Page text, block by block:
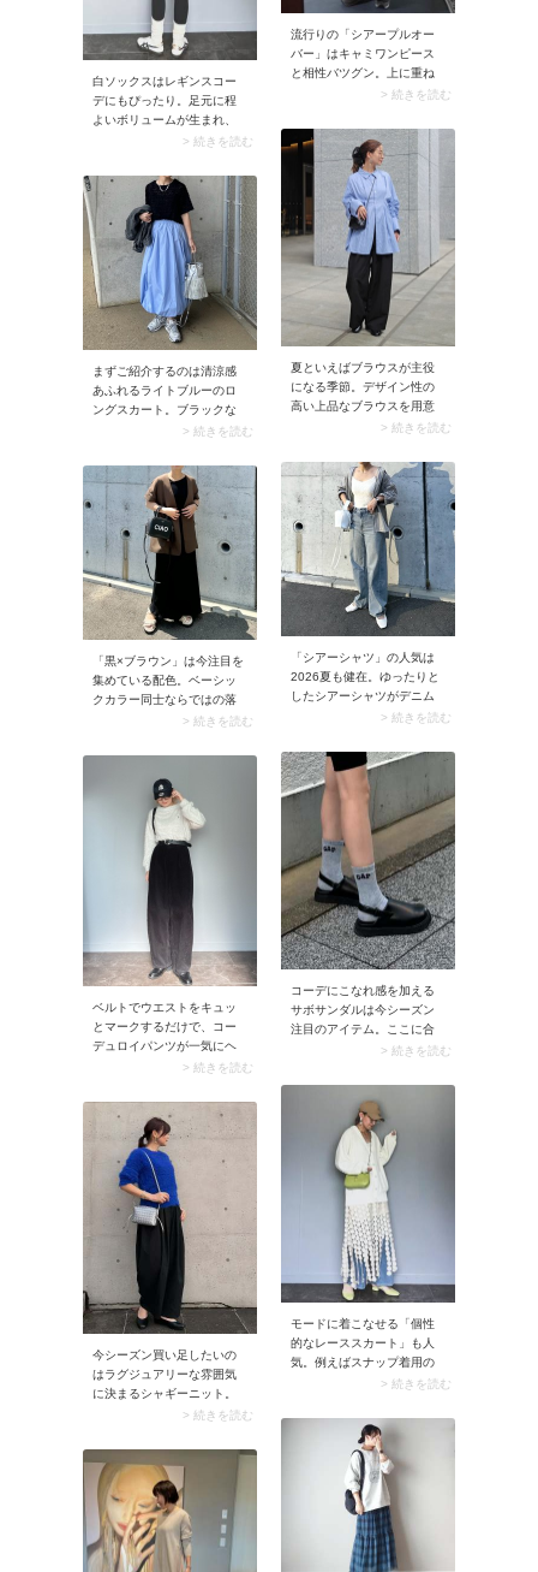
流行りの「シアープルオー
バー」はキャミワンピース
と相性バツグン。上に重ね
たキャミワンピースがシー
バーしてくれる上に、こな
れたルックスに。シアープ
ルオーバーの透け感が落ち
着き、今っぽいレイヤード
スタイルに仕上がります。
> 続きを読む
白ソックスはレギンスコー
デにもぴったり。足元に程
よいボリュームが生まれ、
こなれたカジュアル感を演
縦のシルエットが強調され
ることで、スタイルアップ
効果も期待できるのがこの
組み合わせ。オーバーサイ
ズのトップス×黒レギンスに
白ソックスを合わせれば、
黄金バランスのカジュアル
コーデが完成。
> 続きを読む
夏といえばブラウスが主役
になる季節。デザイン性の
高い上品なブラウスを用意
しておくと、オフィスコー
にもパンツにも合わせやす
く、簡単にこなれ感が出さ
せるのも魅力的。
> 続きを読む
まずご紹介するのは清涼感
あふれるライトブルーのロ
ングスカート。ブラックな
どダークトーントップスと
ードたっぷりに仕上がるの
が魅力です。今季であれ
ば、トレンドのバルーンシ
ルエットを選んでみては？
> 続きを読む
「シアーシャツ」の人気は
2026夏も健在。ゆったりと
したシアーシャツがデニム
コーデにこなれ感をプラス
いいキャミソールを合わせ
ておくとインナー対策にな
る上に、シーズンムードが
よりアップ。
> 続きを読む
「黒×ブラウン」は今注目を
集めている配色。ベーシッ
クカラー同士ならではの落
ち着きを持ちながら、モダ
黒のワンピースにブラウン
のジャケットを羽織ればた
ちまちモードな雰囲気に。
手持ちの服で新鮮さを出し
たい、そんなときにもおす
すめの配色です。
> 続きを読む
コーデにこなれ感を加える
サボサンダルは今シーズン
注目のアイテム。ここに合
わせたいのがキャッチーな
ラックス感があってちょっ
とスポーティな足元コーデ
は、スタイリングの映える
ポイントに。
> 続きを読む
ベルトでウエストをキュッ
とマークするだけで、コー
デュロイパンツが一気にヘ
ルシーでこなれた印象に。
わせても、小物使いでメリ
ハリよく着こなせますよ。
コーデュロイパンツは地厚
なので、やや太めのベルト
を選ぶと好バランスです。
> 続きを読む
モードに着こなせる「個性
的なレーススカート」も人
気。例えばスナップ着用の
ようなサークルパターンの
わせたモチーフの隙間から
ボトムがチラリと覗きこな
れたルックスに。手持ちボ
トムに合わせるだけでコー
デがサマになります。
> 続きを読む
今シーズン買い足したいの
はラグジュアリーな雰囲気
に決まるシャギーニット。
色鮮やかなブルーで取り入
大人エレガントな印象をア
ピールできます。黒パンツ
とシンプルに合わせるだけ
でこなれたムードに。
> 続きを読む